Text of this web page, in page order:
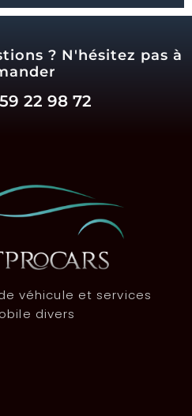
? N'hésitez pas à
22 98 72
véhicule et services
divers